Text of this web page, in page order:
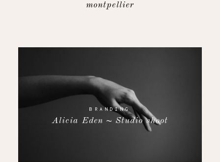
montpellier
BRANDING
Alicia Eden ~ Studio shoot